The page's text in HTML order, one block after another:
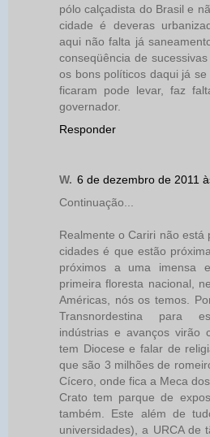
pólo calçadista do Brasil e
cidade é deveras
aqui não falta já
conseqüência de
os bons políticos daqui já
ficaram pode levar, faz
governador.
Responder
W. 6 de dezembro de 2011
Continuação...
Realmente o Cariri não
cidades é que estão
próximos a uma imensa
primeira floresta nacional,
Américas, nós os temos.
Transnordestina para
indústrias e avanços virão
tem Diocese e falar de
que são 3 milhões de
Cícero, onde fica a Meca
Crato tem parque de
também. Este além de
universidades), a URCA de